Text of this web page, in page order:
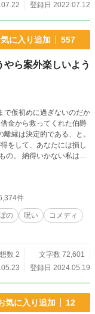
登録日 2022.07.12
に入り追加 557
ら案外楽しいよう
で仮初めに過ぎないのだか
縁は決定的である、と。
ぐ理由を説明してもらい
いのか？ ご恩返し
ぐながら、どこか楽しい
件
の 呪い
コメディ
数 2
文字数 72,601
登録日 2024.05.19
気に入り追加 12